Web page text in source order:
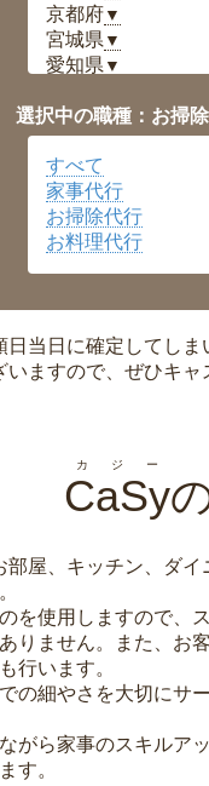
京都府▼
宮城県 ▼
愛知県 ▼
岡山県▼
広島県▼
沖縄県
選択中の職種：お掃
すべて
家事代行
お掃除代行
お料理代行
当日に確定してし
ますので、ぜひキャ
CaSy
カジー
屋、キッチン、ダイ
を使用しますので、
りません。また、お
行います。
の細やさを大切にサ
がら家事のスキルア
す。